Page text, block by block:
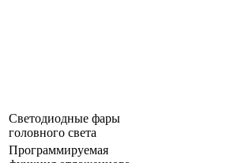
Светодиодные фары
головного света
Программируемая